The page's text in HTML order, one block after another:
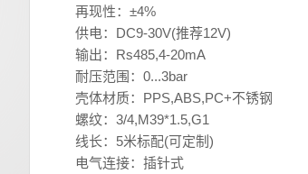
再现性：±4%
供电：DC9-30V(推荐12V)
输出：Rs485,4-20mA
耐压范围：0...3bar
壳体材质：PPS,ABS,PC+不锈钢
螺纹：3/4,M39*1.5,G1
线长：5米标配(可定制)
电气连接：插针式